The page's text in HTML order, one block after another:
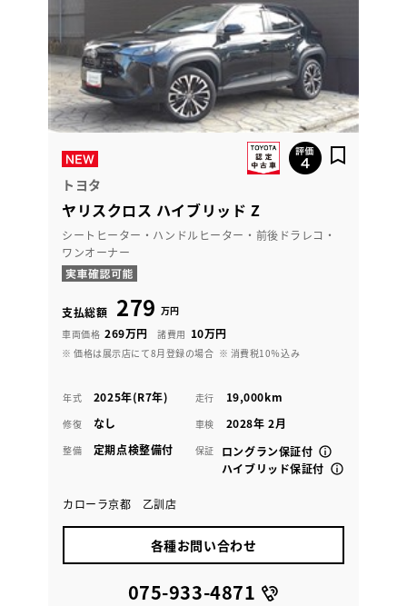
トヨタ
ヤリスクロス ハイブリッド Z
シートヒーター・ハンドルヒーター・前後ドラレコ・
ワンオーナー
支払総額 279 万円
車両価格 269万円 諸費用 10万円
※ 価格は展示店にて8月登録の場合 ※ 消費税10％込み
年式 2025年(R7年) 走行 19,000km
修復 なし 車検 2028年 2月
整備 定期点検整備付 保証
ロングラン保証付
ハイブリッド保証付
カローラ京都 乙訓店
各種お問い合わせ
075-933-4871